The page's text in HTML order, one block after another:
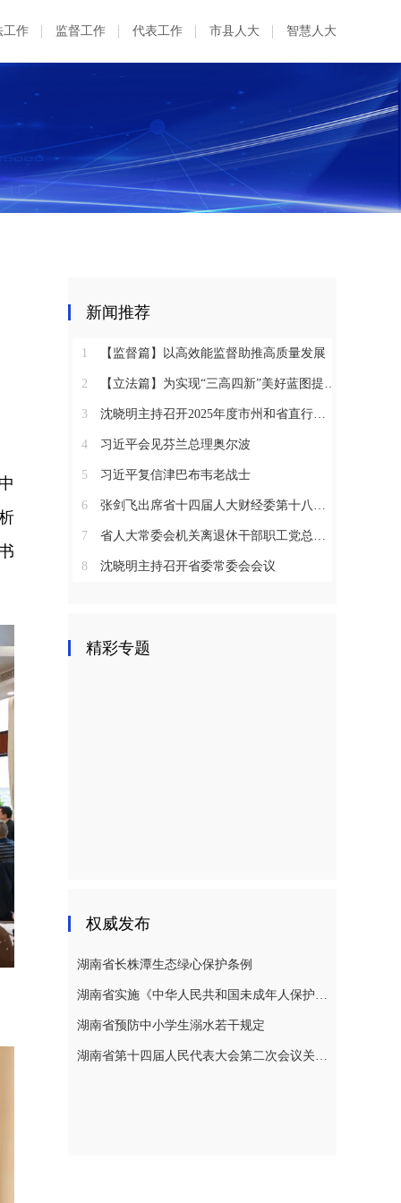
工作 监督工作 代表工作 市县人大 智慧人大
新闻推荐
1 【监督篇】以高效能监督助推高质量发展
2 【立法篇】为实现“三高四新”美好蓝图提供坚实法治保障
3 沈晓明主持召开2025年度市州和省直行业系统党（工）委书记抓基层党建工作述职评议会议
4 习近平会见芬兰总理奥尔波
5 习近平复信津巴布韦老战士
6 张剑飞出席省十四届人大财经委第十八次全体会议
7 省人大常委会机关离退休干部职工党总支召开2025年度总结表彰大会
8 沈晓明主持召开省委常委会会议
精彩专题
权威发布
湖南省长株潭生态绿心保护条例
湖南省实施《中华人民共和国未成年人保护法》若干规定
湖南省预防中小学生溺水若干规定
湖南省第十四届人民代表大会第二次会议关于湖南省人民代表大会常务委员会工作报告的决议